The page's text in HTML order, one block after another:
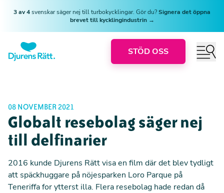
3 av 4svenskar säger nej till turbokycklingar. Gör du?Signera det öppna
brevet till kycklingindustrin →
STÖD OSS
08 NOVEMBER 2021
Globalt resebolag säger nej
till delfinarier
2016 kunde Djurens Rätt visa en film där det blev tydligt
att späckhuggare på nöjesparken Loro Parque på
Teneriffafor ytterst illa. Flera resebolag hade redan då